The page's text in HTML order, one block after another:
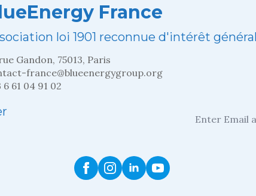
France
loi 1901 reconnue d'intérêt
Gandon, 75013, Paris
france@blueenergygroup.org
6 61 04 91 02
votre